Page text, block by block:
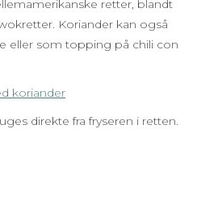
retter, blandt
Koriander kan også
eller som topping på chili con
koriander
direkte fra fryseren i retten.